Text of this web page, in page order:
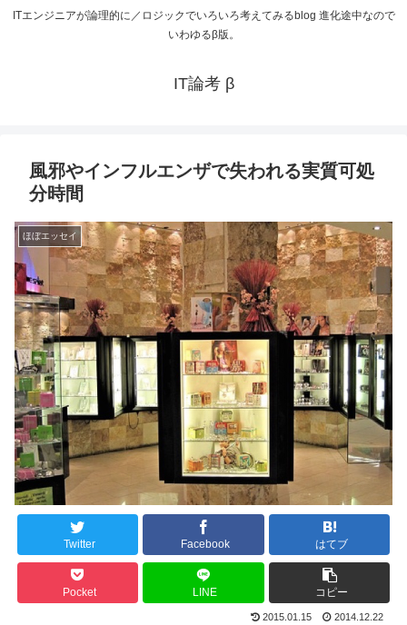
ITエンジニアが論理的に／ロジックでいろいろ考えてみるblog 進化途中なので
いわゆるβ版。
IT論考 β
風邪やインフルエンザで失われる実質可処
分時間
ほぼエッセイ
Twitter Facebook はてブ
Pocket LINE コピー
2015.01.15 2014.12.22